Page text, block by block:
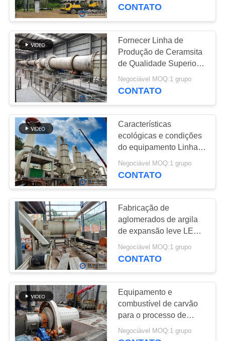
NÓS
EXCURSÃO
DA
FÁBRICA
CONTROLE
DA
QUALIDADE
CONTACTE-
NOS
NOTÍCIA
PEÇA
UMAS
CITAÇÕES
MAPA
DO
Linha de produção
de magnésio
moedor do moinho
de bola
69
Equipamento da
granulação
CONTATO
Fornecer Linha de
Produção de Ceramsita
de Qualidade Superior
Máquina LECA
Negociável MOQ:1 grupo
CONTATO
Características
ecológicas e condições
do equipamento Linha
de produção LECA
Negociável MOQ:1 grupo
CONTATO
Fabricação de
aglomerados de argila
de expansão leve LECA
Fabricada a partir de
matéria-prima de cinzas
Negociável MOQ:1 grupo
CONTATO
Equipamento e
combustível de carvão
para o processo de
mistura da linha de
produção LECA
Negociável MOQ:1 grupo